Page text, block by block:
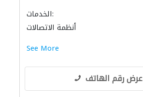
الخدمات:
أنظمة الاتصالات
See More
عرض رقم الهاتف